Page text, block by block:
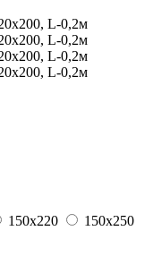
150х220 150х250